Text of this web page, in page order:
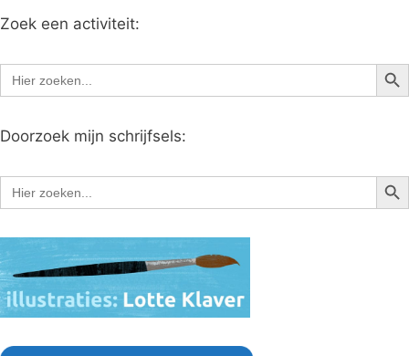
Zoek een activiteit:
Zoek
naar:
Doorzoek mijn schrijfsels:
Zoek
naar: